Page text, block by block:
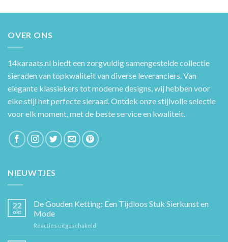
OVER ONS
14karaats.nl biedt een zorgvuldig samengestelde collectie
sieraden van topkwaliteit van diverse leveranciers. Van
elegante klassiekers tot moderne designs, wij hebben voor
elke stijl het perfecte sieraad. Ontdek onze stijlvolle selectie
voor elk moment, met de beste service en kwaliteit.
NIEUWTJES
22
okt
De Gouden Ketting: Een Tijdloos Stuk Sierkunst en
Mode
Reacties uitgeschakeld